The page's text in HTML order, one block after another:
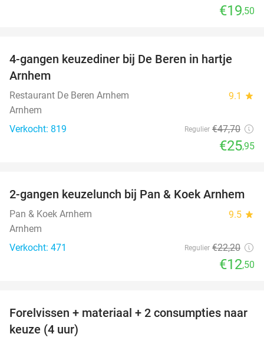
€19,50
46%
4-gangen keuzediner bij De Beren in hartje
Arnhem
Restaurant De Beren Arnhem 9.1 star
Arnhem
Verkocht: 819
Regulier €47,70
€25,95
44%
2-gangen keuzelunch bij Pan & Koek Arnhem
Pan & Koek Arnhem 9.5 star
Arnhem
Verkocht: 471
Regulier €22,20
€12,50
50%
Forelvissen + materiaal + 2 consumpties naar
keuze (4 uur)